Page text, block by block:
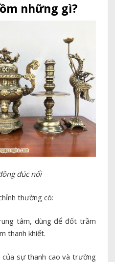
những gì?
đúc nổi
thường có:
tâm, dùng để đốt trầm
thanh khiết.
của sự thanh cao và trường